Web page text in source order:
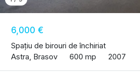
6,000 €
Spațiu de birouri de închiriat
Astra, Brasov
600 mp 2007